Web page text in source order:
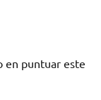
en puntuar este